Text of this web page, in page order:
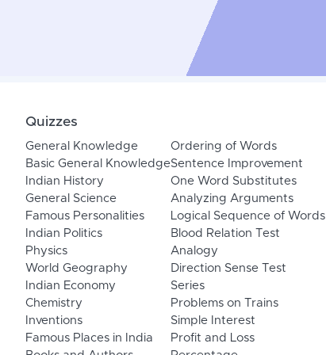
Quizzes
General Knowledge
Basic General Knowledge
Indian History
General Science
Famous Personalities
Indian Politics
Physics
World Geography
Indian Economy
Chemistry
Inventions
Famous Places in India
Ordering of Words
Sentence Improvement
One Word Substitutes
Analyzing Arguments
Logical Sequence of Words
Blood Relation Test
Analogy
Direction Sense Test
Series
Problems on Trains
Simple Interest
Profit and Loss